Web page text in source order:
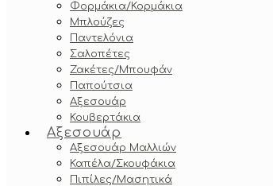
Φορμάκια/Κορμάκια
Μπλούζες
Παντελόνια
Σαλοπέτες
Ζακέτες/Μπουφάν
Παπούτσια
Αξεσουάρ
Κουβερτάκια
Αξεσουάρ
Αξεσουάρ Μαλλιών
Καπέλα/Σκουφάκια
Πιπίλες/Μασητικά